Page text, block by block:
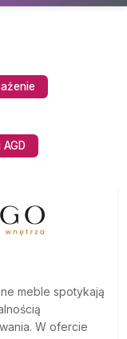
AGD
meble spotykają
W ofercie